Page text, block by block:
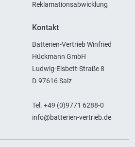
Reklamationsabwicklung
Kontakt
Batterien-Vertrieb Winfried
Hückmann GmbH
Ludwig-Elsbett-Straße 8
D-97616 Salz
Tel. +49 (0)9771 6288-0
info@batterien-vertrieb.de